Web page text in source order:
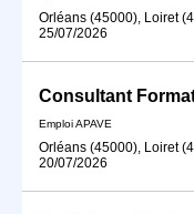
Orléans (45000), Loiret
25/07/2026
Emploi APAVE
Orléans (45000), Loiret
20/07/2026